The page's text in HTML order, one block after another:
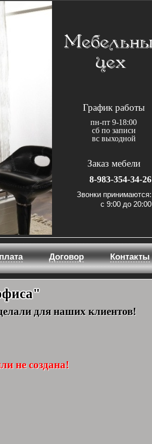
График работы
пн-пт 9-18:00
сб по записи
вс выходной
Заказ мебели
8-983-354-34-26
Звонки принимаются:
с 9:00 до 20:00
Договор Контакты
для наших клиентов!
не создана!